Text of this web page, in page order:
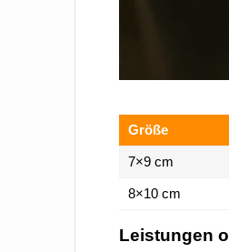
Größe
7×9 cm
8×10 cm
Leistungen